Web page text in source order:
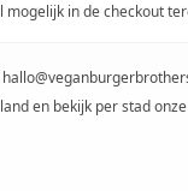
mogelijk in de checkout
en bekijk per stad